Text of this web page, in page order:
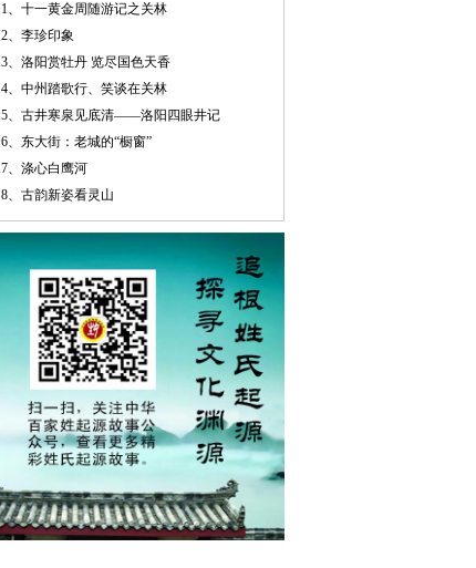
1、 十一黄金周随游记之关林
2、 李珍印象
3、 洛阳赏牡丹 览尽国色天香
4、 中州踏歌行、笑谈在关林
5、 古井寒泉见底清——洛阳四眼井记
6、 东大街：老城的“橱窗”
7、 涤心白鹰河
8、 古韵新姿看灵山